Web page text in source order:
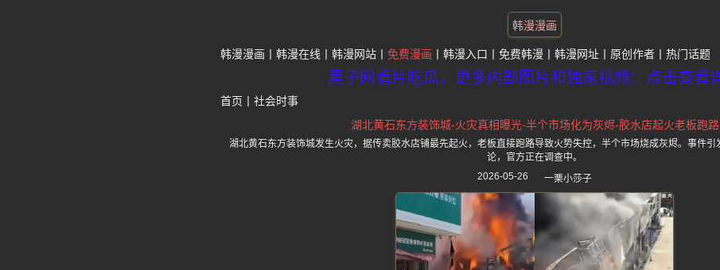
韩漫漫画
韩漫漫画 韩漫在线 韩漫网站 免费漫画 韩漫入口 免费韩漫 韩漫网址 原创作者 热门话题
黑子网看片吃瓜，更多内部图片和独家视频：点击查看
首页 社会时事
湖北黄石东方装饰城-火灾真相曝光-半个市场化为灰烬-胶水店起火老板跑路
湖北黄石东方装饰城发生火灾，据传卖胶水店铺最先起火，老板直接跑路导致火势失控，半个市场烧成灰烬。事件
论，官方正在调查中。
2026-05-26
一栗小莎子